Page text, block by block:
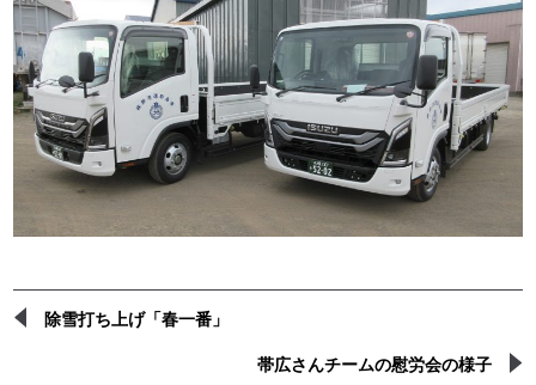
除雪打ち上げ「春一番」
帯広さんチームの慰労会の様子